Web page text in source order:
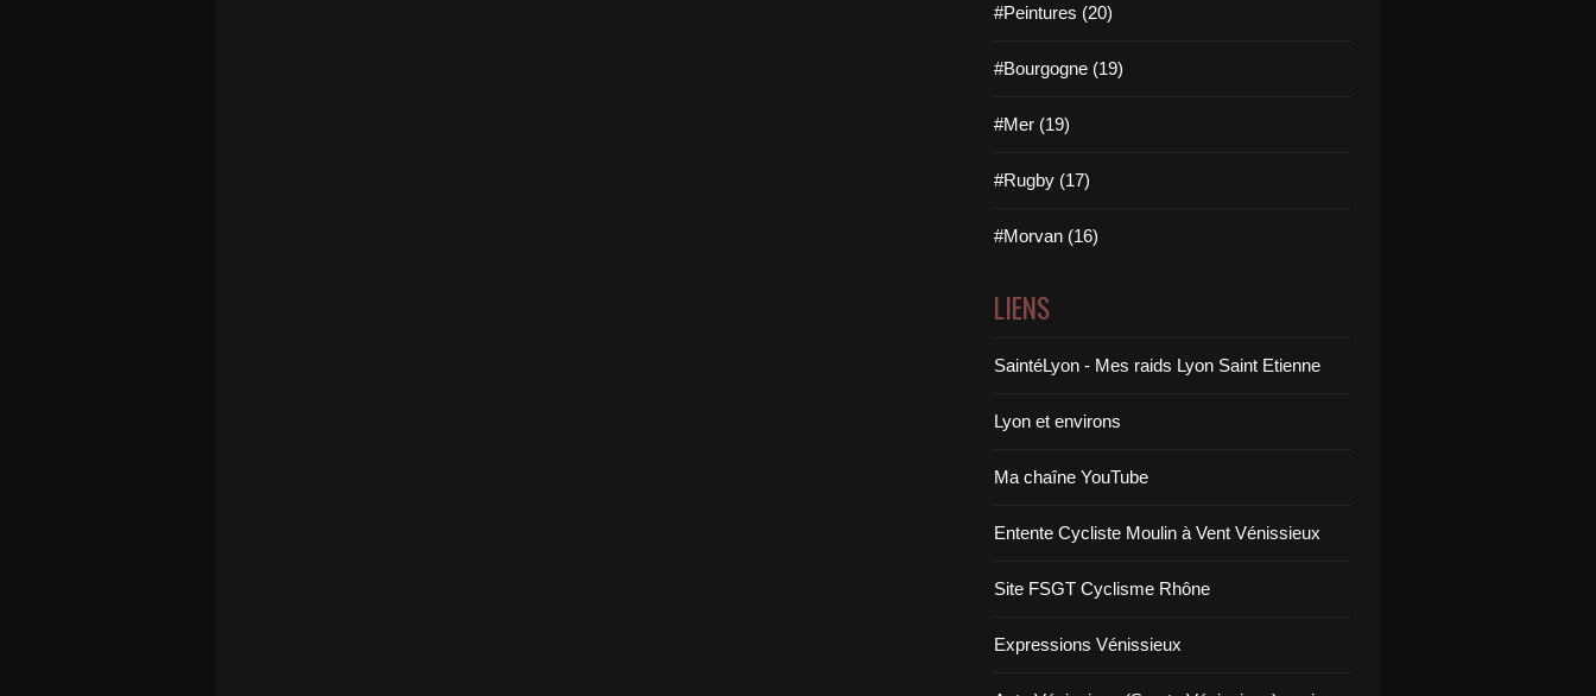
#Peintures (20)
#Bourgogne (19)
#Mer (19)
#Rugby (17)
#Morvan (16)
LIENS
SaintéLyon - Mes raids Lyon Saint Etienne
Lyon et environs
Ma chaîne YouTube
Entente Cycliste Moulin à Vent Vénissieux
Site FSGT Cyclisme Rhône
Expressions Vénissieux